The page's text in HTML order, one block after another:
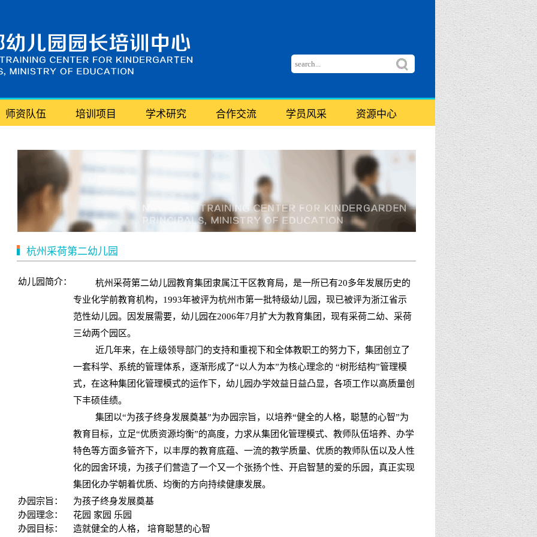
师资队伍 培训项目 学术研究 合作交流 学员风采 资源中心
杭州采荷第二幼儿园
幼儿园简介：
杭州采荷第二幼儿园教育集团隶属江干区教育局，是一所已有20多年发展历史的
专业化学前教育机构，1993年被评为杭州市第一批特级幼儿园，现已被评为浙江省示
范性幼儿园。因发展需要，幼儿园在2006年7月扩大为教育集团，现有采荷二幼、采荷
三幼两个园区。
近几年来，在上级领导部门的支持和重视下和全体教职工的努力下，集团创立了
一套科学、系统的管理体系，逐渐形成了“以人为本”为核心理念的 “树形结构”管理模
式，在这种集团化管理模式的运作下，幼儿园办学效益日益凸显，各项工作以高质量创
下丰硕佳绩。
集团以“为孩子终身发展奠基”为办园宗旨，以培养“健全的人格，聪慧的心智”为
教育目标，立足“优质资源均衡”的高度，力求从集团化管理模式、教师队伍培养、办学
特色等方面多管齐下，以丰厚的教育底蕴、一流的教学质量、优质的教师队伍以及人性
化的园舍环境，为孩子们营造了一个又一个张扬个性、开启智慧的爱的乐园，真正实现
集团化办学朝着优质、均衡的方向持续健康发展。
办园宗旨：
为孩子终身发展奠基
办园理念：
花园 家园 乐园
办园目标：
造就健全的人格， 培育聪慧的心智